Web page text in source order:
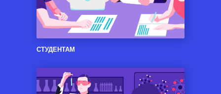
СТУДЕНТАМ